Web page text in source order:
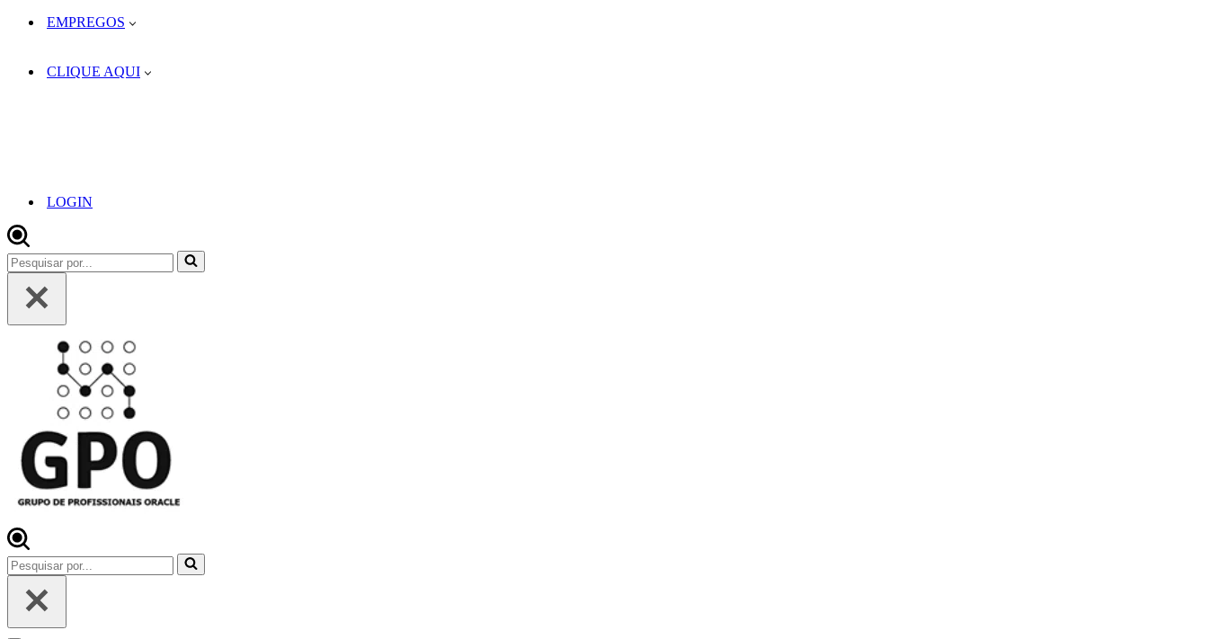
EMPREGOS
CLIQUE AQUI
LOGIN
Pesquisar
por...
Pesquisar
por...